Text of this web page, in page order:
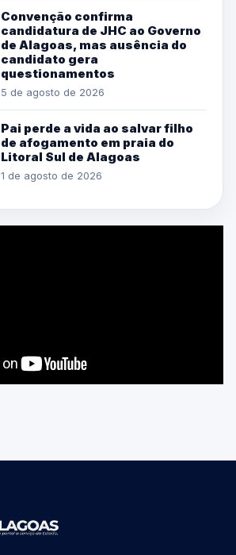
Convenção confirma
candidatura de JHC ao Governo
de Alagoas, mas ausência do
candidato gera
questionamentos
5 de agosto de 2026
Pai perde a vida ao salvar filho
de afogamento em praia do
Litoral Sul de Alagoas
1 de agosto de 2026